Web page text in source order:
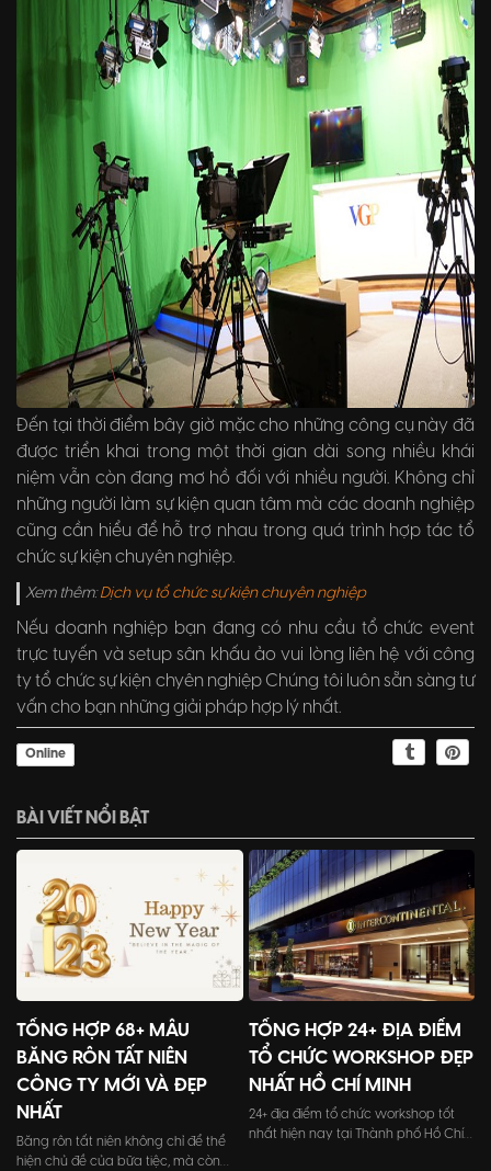
Đến tại thời điểm bây giờ mặc cho những công cụ này đã
được triển khai trong một thời gian dài song nhiều khái
niệm vẫn còn đang mơ hồ đối với nhiều người. Không chỉ
những người làm sự kiện quan tâm mà các doanh nghiệp
cũng cần hiểu để hỗ trợ nhau trong quá trình hợp tác tổ
chức sự kiện chuyên nghiệp.
Xem thêm:Dịch vụ tổ chức sự kiện chuyên nghiệp
Nếu doanh nghiệp bạn đang có nhu cầu tổ chức event
trực tuyến và setup sân khấu ảo vui lòng liên hệ với công
ty tổ chức sự kiện chyên nghiệp Chúng tôi luôn sẵn sàng tư
vấn cho bạn những giải pháp hợp lý nhất.
Online
BÀI VIẾT NỔI BẬT
TỔNG HỢP 68+ MẪU
BĂNG RÔN TẤT NIÊN
CÔNG TY MỚI VÀ ĐẸP
NHẤT
Băng rôn tất niên không chỉ để thể
hiện chủ đề của bữa tiệc, mà còn
TỔNG HỢP 24+ ĐỊA ĐIỂM
TỔ CHỨC WORKSHOP ĐẸP
NHẤT HỒ CHÍ MINH
24+ địa điểm tổ chức workshop tốt
nhất hiện nay tại Thành phố Hồ Chí